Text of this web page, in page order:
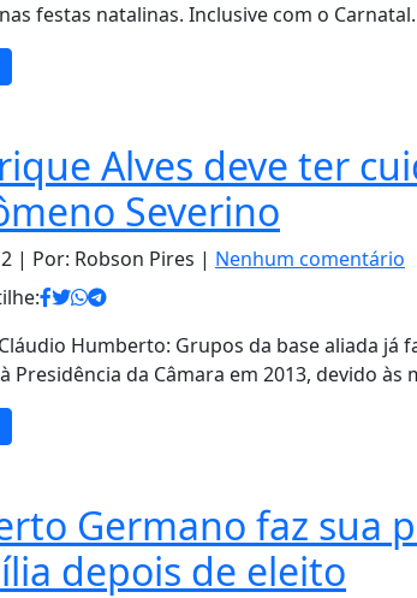
festas natalinas. Inclusive com o Carnatal.
Alves deve ter
Severino
| Por: Robson Pires | Nenhum comentário
Humberto: Grupos da base aliada já
Presidência da Câmara em 2013, devido
Germano faz sua
depois de eleito